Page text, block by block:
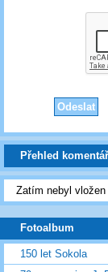
Přehled
Zatím nebyl
Fotoalbum
150 let Sokola